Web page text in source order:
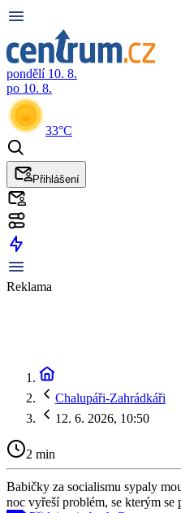
pondělí 10. 8.
po 10. 8.
33°C
Přihlášení
Reklama
Chalupáři-Zahrádkáři
12. 6. 2026, 10:50
2 min
Babičky za socialismu sypaly
noc vyřeší problém, se kterým se